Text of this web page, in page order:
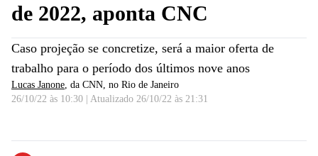
de 2022, aponta CNC
Caso projeção se concretize, será a maior oferta de
trabalho para o período dos últimos nove anos
Lucas Janone, da CNN, no Rio de Janeiro
26/10/22 às 10:30
Atualizado 26/10/22 às 21:31
Comércio deve abrir 109 mil vagas temporárias para Natal de 2022, aponta CNC | EXPRESSO CNN